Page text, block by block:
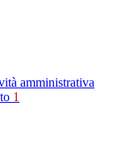
amministrativa
1